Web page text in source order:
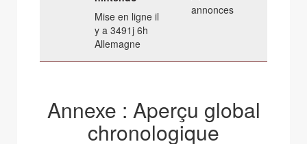
Mise en ligne il
y a 3491j 6h
Allemagne
annonces
Annexe : Aperçu global
chronologique